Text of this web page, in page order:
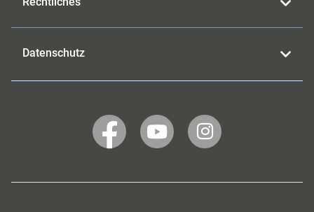
Datenschutz
WERTGARANTIE
auf
WERTGARANTIE
auf
WERTGARANTIE
auf